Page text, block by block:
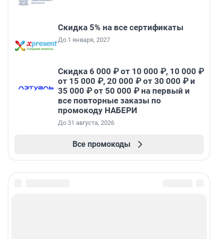
Скидка 5% на все сертификаты
До 1 января, 2027
Скидка 6 000 ₽ от 10 000 ₽, 10 000 ₽
от 15 000 ₽, 20 000 ₽ от 30 000 ₽ и
35 000 ₽ от 50 000 ₽ на первый и
все повторные заказы по
промокоду НАБЕРИ
До 31 августа, 2026
Все промокоды